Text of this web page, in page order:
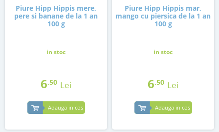
Piure Hipp Hippis mere,
pere si banane de la 1 an
100 g
in stoc
6,50 Lei
Adauga in cos
Piure Hipp Hippis mar,
mango cu piersica de la 1 an
100 g
in stoc
6,50 Lei
Adauga in cos